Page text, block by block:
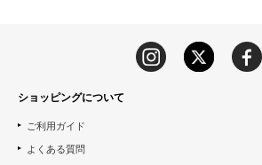
ショッピングについて
ご利用ガイド
よくある質問